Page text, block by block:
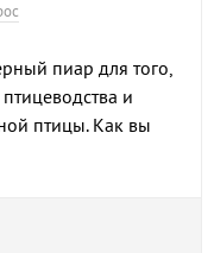
пиар для того,
и
птицы. Как вы